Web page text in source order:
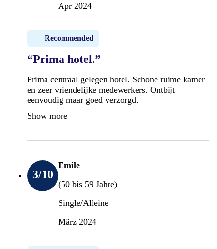
Apr 2024
Recommended
“Prima hotel.”
Prima centraal gelegen hotel. Schone ruime kamer
en zeer vriendelijke medewerkers. Ontbijt
eenvoudig maar goed verzorgd.
Show more
3/10
Emile
(50 bis 59 Jahre)
Single/Alleine
März 2024